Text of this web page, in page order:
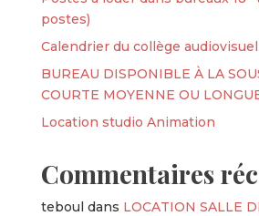
postes)
Calendrier du collège audiovisuel
BUREAU DISPONIBLE À LA
COURTE MOYENNE OU
Location studio Animation
Commentaires
teboul dans LOCATION SALLE